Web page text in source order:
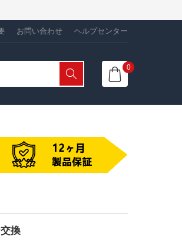
お問い合わせ ヘルプセンター
0
換